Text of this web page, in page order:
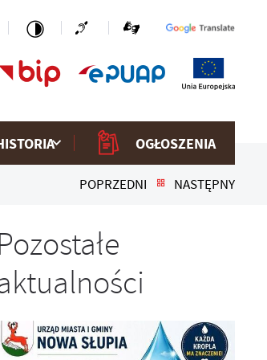
OGŁOSZENIA
POPRZEDNI NASTĘPNY
Pozostałe